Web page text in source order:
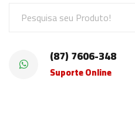
(87) 7606-348
Suporte Online